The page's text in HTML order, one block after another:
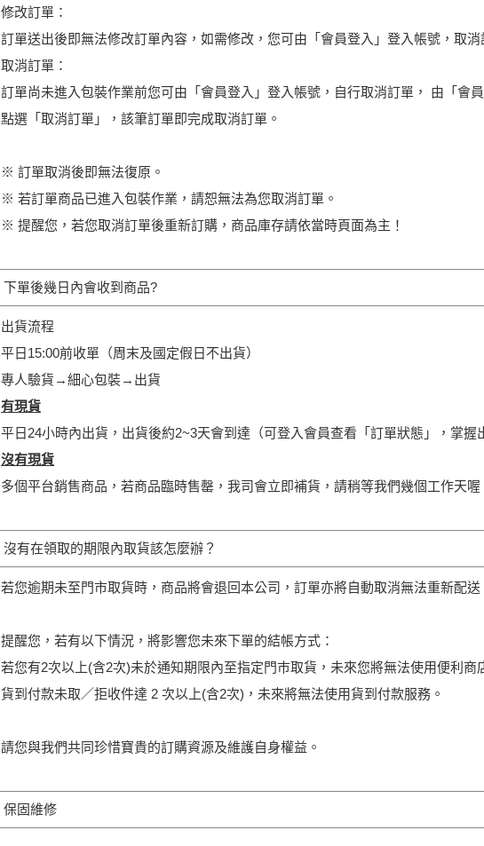
修改訂單：
訂單送出後即無法修改訂單內容，如需修改，您可由「會員登入」登入帳號，取消
取消訂單：
訂單尚未進入包裝作業前您可由「會員登入」登入帳號，自行取消訂單， 由「會
點選「取消訂單」，該筆訂單即完成取消訂單。
※ 訂單取消後即無法復原。
※ 若訂單商品已進入包裝作業，請恕無法為您取消訂單。
※ 提醒您，若您取消訂單後重新訂購，商品庫存請依當時頁面為主！
下單後幾日內會收到商品?
出貨流程
平日15:00前收單（周末及國定假日不出貨）
專人驗貨→細心包裝→出貨
有現貨
平日24小時內出貨，出貨後約2~3天會到達（可登入會員查看「訂單狀態」，掌握
沒有現貨
多個平台銷售商品，若商品臨時售罄，我司會立即補貨，請稍等我們幾個工作天喔
沒有在領取的期限內取貨該怎麼辦？
若您逾期未至門市取貨時，商品將會退回本公司，訂單亦將自動取消無法重新配
提醒您，若有以下情況，將影響您未來下單的結帳方式：
若您有2次以上(含2次)未於通知期限內至指定門巿取貨，未來您將無法使用便利
貨到付款未取／拒收件達 2 次以上(含2次)，未來將無法使用貨到付款服務。
請您與我們共同珍惜寶貴的訂購資源及維護自身權益。
保固維修